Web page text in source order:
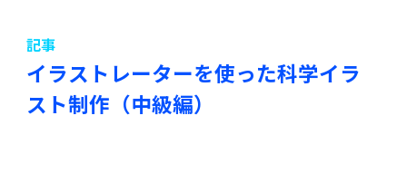
記事
イラストレーターを使った科学イラ
スト制作（中級編）